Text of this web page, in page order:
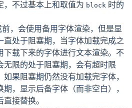
，不过基本上和取值为 block 时的
，会使用备用字体渲染，但是显
直处于阻塞期，当字体加载完成之
下载下来的字体进行文本渲染。不
无限的处于阻塞期，会有超时限
果阻塞期仍然没有加载完字体，
，显示后备字体（而非空白），
接替换。